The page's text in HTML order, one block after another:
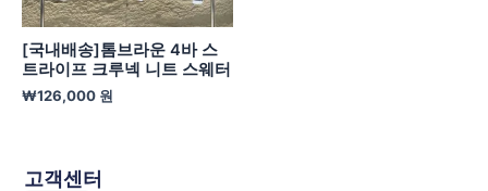
[국내배송]톰브라운 4바 스
트라이프 크루넥 니트 스웨터
₩126,000 원
고객센터